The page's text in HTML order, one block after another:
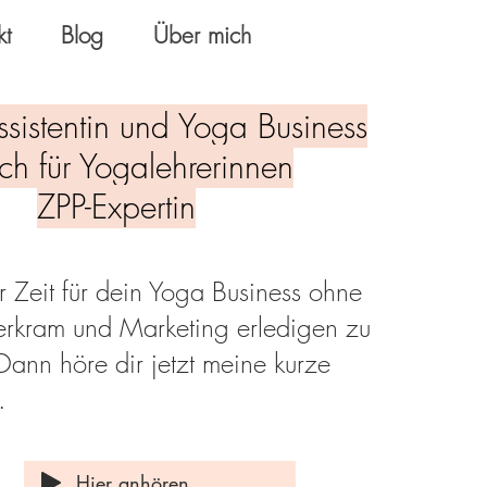
Blog Über mich
und Yoga Business
für Yogalehrerinnen
ZPP-Expertin
Zeit für dein Yoga Business ohne
und Marketing erledigen zu
höre dir jetzt meine kurze